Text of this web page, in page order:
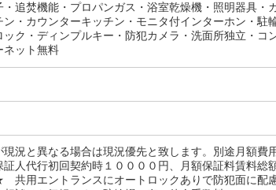
・追焚機能・プロパンガス・浴室乾燥機・照明器具
ン・カウンターキッチン・モニタ付インターホン・駐
ック・ディンプルキー・防犯カメラ・洗面所独立・
ネット無料
現況と異なる場合は現況優先と致します。別途月額
証人代行初回契約時１００００円、月額保証料賃料
共用エントランスにオートロックありで防犯面に